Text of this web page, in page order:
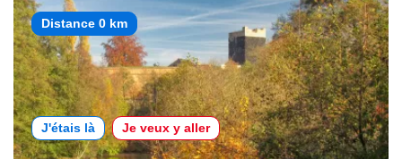
Distance 0 km
J'étais là Je veux y aller